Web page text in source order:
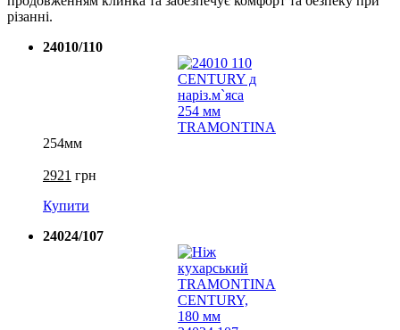
різанні.
24010/110
254мм
2921 грн
Купити
24024/107